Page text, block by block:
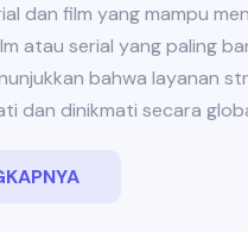
dan film yang mampu
atau serial yang paling
bahwa layanan
dan dinikmati secara